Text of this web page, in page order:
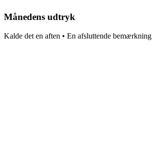
Månedens udtryk
Kalde det en aften • En afsluttende bemærkning